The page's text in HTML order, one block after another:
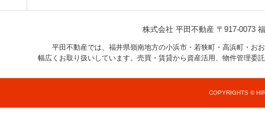
株式会社 平田不動産 〒917-0073
平田不動産では、福井県嶺南地方の小浜市・若狭町・高浜町・お
幅広くお取り扱いしています。売買・賃貸から資産活用、物件管理委
COPYRIGHTS ©